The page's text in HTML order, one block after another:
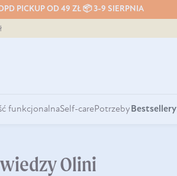
PICKUP OD 49 ZŁ 📦 3-9 SIERPNIA
funkcjonalnaSelf-carePotrzeby Bestsellery
Olini